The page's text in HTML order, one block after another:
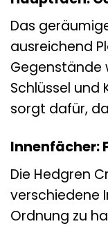
Das
ausreichend
Gegenstände
Schlüssel und
sorgt dafür,
Innenfächer:
Die Hedgren
verschiedene
Ordnung zu